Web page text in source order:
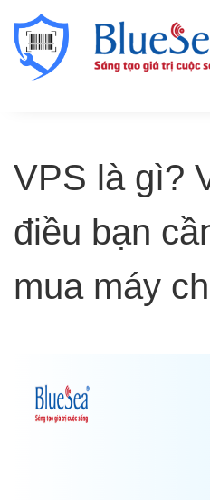
VPS là gì?
điều bạn
mua máy